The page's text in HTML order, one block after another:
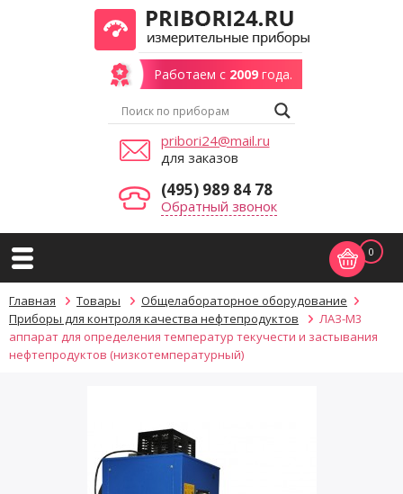
Работаем с 2009года.
pribori24@mail.ru
для заказов
(495) 989 84 78
Обратный звонок
0
Главная Товары
Общелабораторное оборудование
Приборы для контроля качества нефтепродуктов
ЛАЗ-М3
аппарат для определения температур текучести и застывания
нефтепродуктов (низкотемпературный)